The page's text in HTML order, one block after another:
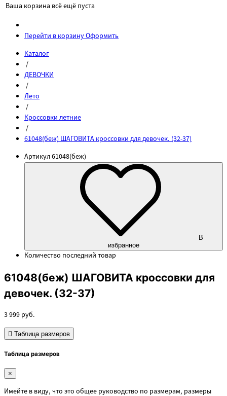
Ваша корзина всё ещё пуста
Перейти в корзинуОформить
Каталог
/
ДЕВОЧКИ
/
Лето
/
Кроссовки летние
/
61048(беж) ШАГОВИТА кроссовки для девочек. (32-37)
Артикул61048(беж)
В
избранное
Количество последний товар
61048(беж) ШАГОВИТА кроссовки для
девочек. (32-37)
3 999 руб.
Таблица размеров
Таблица размеров
×
Имейте в виду, что это общее руководство по размерам, размеры